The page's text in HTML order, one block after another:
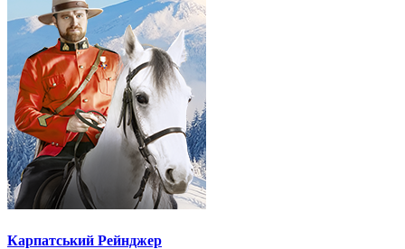
Карпатський Рейнджер